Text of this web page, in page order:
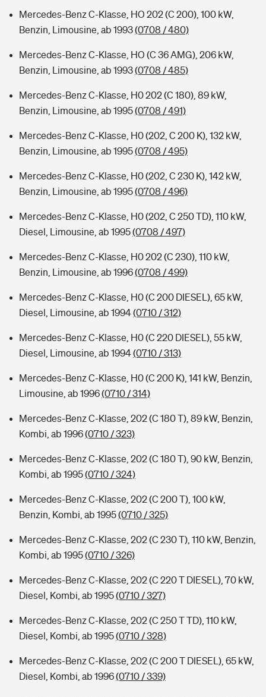
Mercedes-Benz C-Klasse, HO 202 (C 200), 100 kW,
Benzin, Limousine, ab 1993(0708 / 480)
Mercedes-Benz C-Klasse, HO (C 36 AMG), 206 kW,
Benzin, Limousine, ab 1993(0708 / 485)
Mercedes-Benz C-Klasse, H0 202 (C 180), 89 kW,
Benzin, Limousine, ab 1995(0708 / 491)
Mercedes-Benz C-Klasse, H0 (202, C 200 K), 132 kW,
Benzin, Limousine, ab 1995(0708 / 495)
Mercedes-Benz C-Klasse, H0 (202, C 230 K), 142 kW,
Benzin, Limousine, ab 1995(0708 / 496)
Mercedes-Benz C-Klasse, H0 (202, C 250 TD), 110 kW,
Diesel, Limousine, ab 1995(0708 / 497)
Mercedes-Benz C-Klasse, H0 202 (C 230), 110 kW,
Benzin, Limousine, ab 1996(0708 / 499)
Mercedes-Benz C-Klasse, H0 (C 200 DIESEL), 65 kW,
Diesel, Limousine, ab 1994(0710 / 312)
Mercedes-Benz C-Klasse, H0 (C 220 DIESEL), 55 kW,
Diesel, Limousine, ab 1994(0710 / 313)
Mercedes-Benz C-Klasse, H0 (C 200 K), 141 kW, Benzin,
Limousine, ab 1996(0710 / 314)
Mercedes-Benz C-Klasse, 202 (C 180 T), 89 kW, Benzin,
Kombi, ab 1996(0710 / 323)
Mercedes-Benz C-Klasse, 202 (C 180 T), 90 kW, Benzin,
Kombi, ab 1995(0710 / 324)
Mercedes-Benz C-Klasse, 202 (C 200 T), 100 kW,
Benzin, Kombi, ab 1995(0710 / 325)
Mercedes-Benz C-Klasse, 202 (C 230 T), 110 kW, Benzin,
Kombi, ab 1995(0710 / 326)
Mercedes-Benz C-Klasse, 202 (C 220 T DIESEL), 70 kW,
Diesel, Kombi, ab 1995(0710 / 327)
Mercedes-Benz C-Klasse, 202 (C 250 T TD), 110 kW,
Diesel, Kombi, ab 1995(0710 / 328)
Mercedes-Benz C-Klasse, 202 (C 200 T DIESEL), 65 kW,
Diesel, Kombi, ab 1996(0710 / 339)